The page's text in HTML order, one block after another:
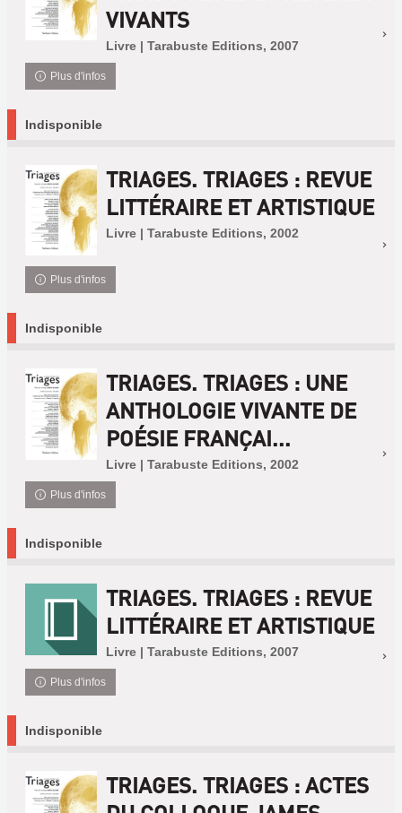
VIVANTS
Livre | Tarabuste Editions, 2007
Plus d'infos
Indisponible
TRIAGES. TRIAGES : REVUE
LITTÉRAIRE ET ARTISTIQUE
Livre | Tarabuste Editions, 2002
Plus d'infos
Indisponible
TRIAGES. TRIAGES : UNE
ANTHOLOGIE VIVANTE DE
POÉSIE FRANÇAI...
Livre | Tarabuste Editions, 2002
Plus d'infos
Indisponible
TRIAGES. TRIAGES : REVUE
LITTÉRAIRE ET ARTISTIQUE
Livre | Tarabuste Editions, 2007
Plus d'infos
Indisponible
TRIAGES. TRIAGES : ACTES